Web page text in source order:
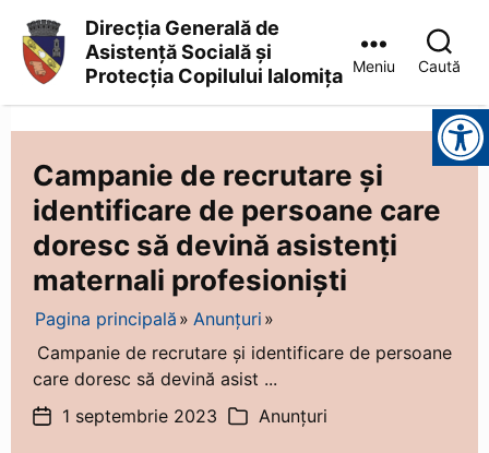
Asistență
Socială
și
Protecția
Copilului
Ialomița
Direcția Generală de
Asistență Socială și
Protecția Copilului Ialomița
Meniu Caută
Instrumente pentru accesibilitate
Campanie de recrutare și
identificare de persoane care
doresc să devină asistenți
maternali profesioniști
Pagina principală
Anunțuri
Campanie de recrutare și identificare de persoane
care doresc să devină asist ...
Dată1 septembrie 2023 Categorii
Anunțuri